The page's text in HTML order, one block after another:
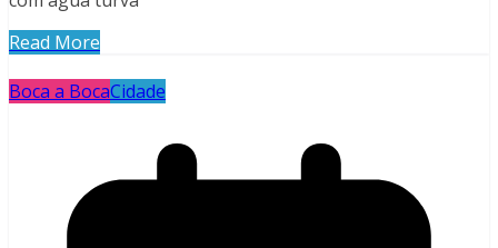
Read More
Boca a BocaCidade